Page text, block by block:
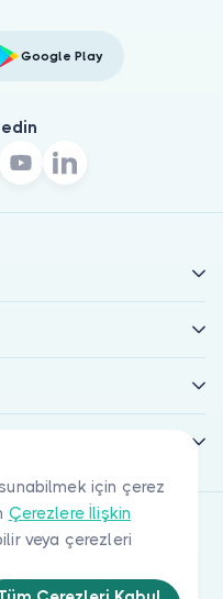
için çerez
Çerezlere İlişkin
veya çerezleri
Google Play